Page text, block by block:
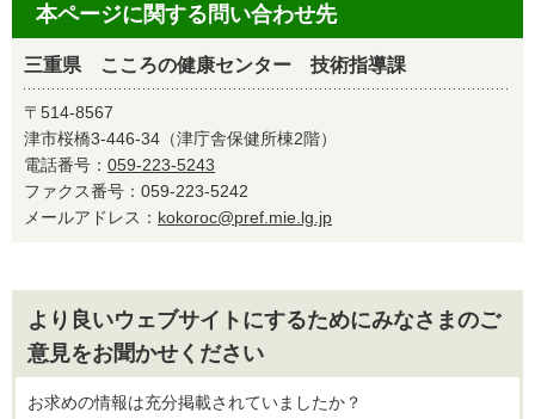
本ページに関する問い合わせ先
三重県 こころの健康センター 技術指導課
〒514-8567
津市桜橋3-446-34（津庁舎保健所棟2階）
電話番号： 059-223-5243
ファクス番号：059-223-5242
メールアドレス： kokoroc@pref.mie.lg.jp
より良いウェブサイトにするためにみなさまのご
意見をお聞かせください
お求めの情報は充分掲載されていましたか？